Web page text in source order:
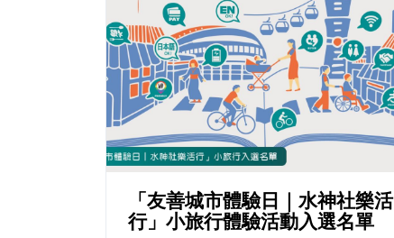
「友善城市體驗日｜水神社樂活
行」小旅行體驗活動入選名單